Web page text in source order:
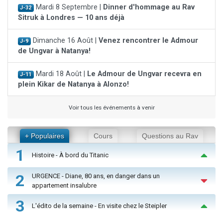
J-32 Mardi 8 Septembre |
Dinner d'hommage au Rav
Sitruk à Londres — 10 ans déjà
J-9 Dimanche 16 Août | Venez rencontrer le Admour
de Ungvar à Natanya!
J-11 Mardi 18 Août |
Le Admour de Ungvar recevra en
plein Kikar de Natanya à Alonzo!
Voir tous les événements à venir
+ Populaires Cours Questions au Rav
1 Histoire - À bord du Titanic
2
URGENCE - Diane, 80 ans, en danger dans un
appartement insalubre
3 L'édito de la semaine - En visite chez le Steipler